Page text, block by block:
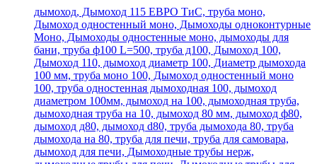
дымоход, Дымоход 115 ЕВРО ТиС, труба моно,
Дымоход одностенный моно, Дымоходы одноконтурные
Моно, Дымоходы одностенные моно, дымоходы для
бани, труба ф100 L=500, труба д100, Дымоход 100,
Дымоход 110, дымоход диаметр 100, Диаметр дымохода
100 мм, труба моно 100, Дымоход одностенный моно
100, труба одностенная дымоходная 100, дымоход
диаметром 100мм, дымоход на 100, дымоходная труба,
дымоходная труба на 10, дымоход 80 мм, дымоход ф80,
дымоход д80, дымоход d80, труба дымохода 80, труба
дымохода на 80, труба для печи, труба для самовара,
дымоход для печи, Дымоходные трубы нерж,